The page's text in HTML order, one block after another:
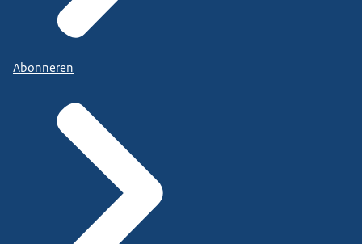
Abonneren